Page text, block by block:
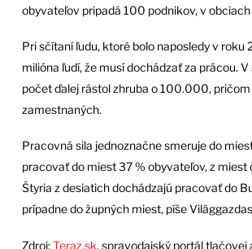
obyvateľov pripadá 100 podnikov, v obciach
Pri sčítaní ľudu, ktoré bolo naposledy v roku
milióna ľudí, že musí dochádzať za prácou.
počet ďalej rástol zhruba o 100.000,
zamestnaných.
Pracovná sila jednoznačne smeruje do
pracovať do miest 37 % obyvateľov, z miest
Štyria z desiatich dochádzajú pracovať do
prípadne do župných miest, píše
Zdroj:Teraz.sk, spravodajský portál tlačovej